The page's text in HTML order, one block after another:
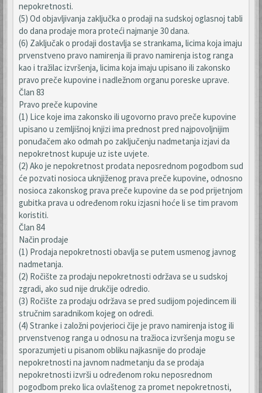
nepokretnosti.
(5) Od objavljivanja zaključka o prodaji na sudskoj oglasnoj tabli
do dana prodaje mora proteći najmanje 30 dana.
(6) Zaključak o prodaji dostavlja se strankama, licima koja imaju
prvenstveno pravo namirenja ili pravo namirenja istog ranga
kao i tražilac izvršenja, licima koja imaju upisano ili zakonsko
pravo preče kupovine i nadležnom organu poreske uprave.
Član 83
Pravo preče kupovine
(1) Lice koje ima zakonsko ili ugovorno pravo preče kupovine
upisano u zemljišnoj knjizi ima prednost pred najpovoljnijim
ponuđačem ako odmah po zaključenju nadmetanja izjavi da
nepokretnost kupuje uz iste uvjete.
(2) Ako je nepokretnost prodata neposrednom pogodbom sud
će pozvati nosioca uknjiženog prava preče kupovine, odnosno
nosioca zakonskog prava preče kupovine da se pod prijetnjom
gubitka prava u određenom roku izjasni hoće li se tim pravom
koristiti.
Član 84
Način prodaje
(1) Prodaja nepokretnosti obavlja se putem usmenog javnog
nadmetanja.
(2) Ročište za prodaju nepokretnosti održava se u sudskoj
zgradi, ako sud nije drukčije odredio.
(3) Ročište za prodaju održava se pred sudijom pojedincem ili
stručnim saradnikom kojeg on odredi.
(4) Stranke i založni povjerioci čije je pravo namirenja istog ili
prvenstvenog ranga u odnosu na tražioca izvršenja mogu se
sporazumjeti u pisanom obliku najkasnije do prodaje
nepokretnosti na javnom nadmetanju da se prodaja
nepokretnosti izvrši u određenom roku neposrednom
pogodbom preko lica ovlaštenog za promet nepokretnosti,